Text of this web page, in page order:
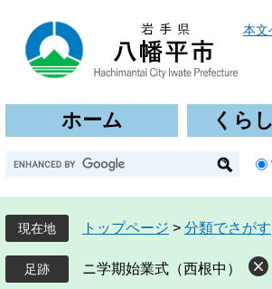
本文
ホーム くら
G
o
g
l
e
カ
現在地 トップページ > 分類でさがす
ニ学期始業式（西根中）